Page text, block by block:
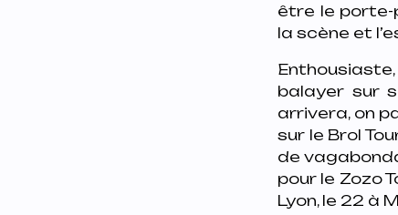
être le porte-
la scène et
balayer sur
arrivera, on
sur le Brol
de
pour le Zozo
Lyon, le 22 à